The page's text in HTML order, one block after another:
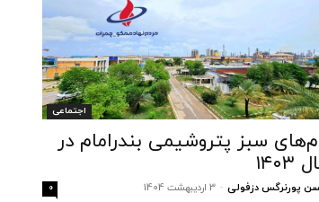
اجتماعی
سبز پتروشیمی بندرامام در
پورنرگس دزفولی - 3 اردیبهشت 1404 0